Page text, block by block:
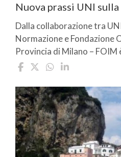
Nuova prassi UNI
Dalla collaborazione tra
Normazione e Fondazione
Provincia di Milano – FOIM